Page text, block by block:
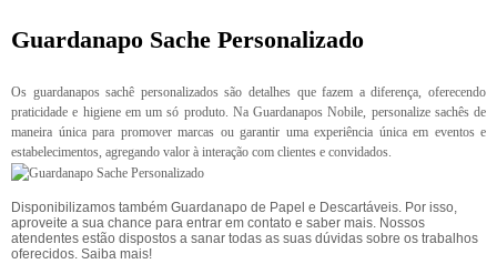
Guardanapo Sache Personalizado
Os guardanapos sachê personalizados são detalhes que fazem a diferença, oferecendo
praticidade e higiene em um só produto. Na Guardanapos Nobile, personalize sachês de
maneira única para promover marcas ou garantir uma experiência única em eventos e
estabelecimentos, agregando valor à interação com clientes e convidados.
Disponibilizamos também Guardanapo de Papel e Descartáveis. Por isso,
aproveite a sua chance para entrar em contato e saber mais. Nossos
atendentes estão dispostos a sanar todas as suas dúvidas sobre os trabalhos
oferecidos. Saiba mais!